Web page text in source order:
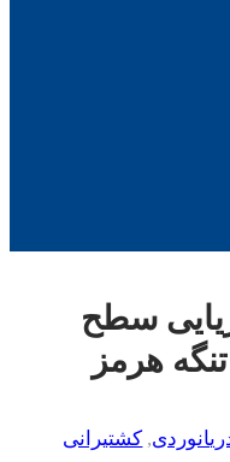
سطح
هرمز
, کشتیرانی